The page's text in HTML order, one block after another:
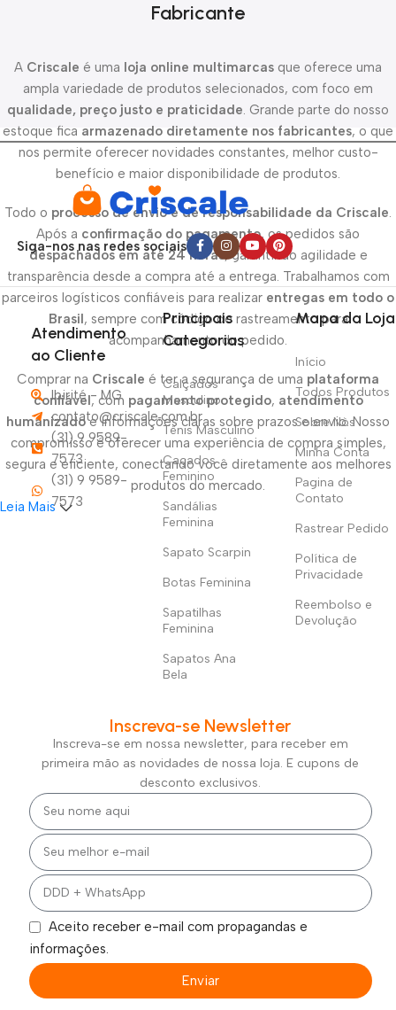
Fabricante
A Criscale é uma loja online multimarcas que oferece uma
ampla variedade de produtos selecionados, com foco em
qualidade, preço justo e praticidade. Grande parte do nosso
estoque fica armazenado diretamente nos fabricantes, o que
nos permite oferecer novidades constantes, melhor custo-
benefício e maior disponibilidade de produtos.
Todo o processo de envio é de responsabilidade da Criscale.
Após a confirmação do pagamento, os pedidos são
despachados em até 24 horas, garantindo agilidade e
transparência desde a compra até a entrega. Trabalhamos com
parceiros logísticos confiáveis para realizar entregas em todo o
Brasil, sempre com código de rastreamento para
acompanhamento do pedido.
Comprar na Criscale é ter a segurança de uma plataforma
confiável, com pagamento protegido, atendimento
humanizadoe informações claras sobre prazos e envio. Nosso
compromisso é oferecer uma experiência de compra simples,
segura e eficiente, conectando você diretamente aos melhores
produtos do mercado.
Leia Mais
Siga-nos nas redes sociais
Atendimento
ao Cliente
Ibirité - MG
contato@criscale.com.br
(31) 9 9589-
7573
(31) 9 9589-
7573
Principais
Categorias
Calçados
Masculino
Tênis Masculino
Caçados
Feminino
Sandálias
Feminina
Sapato Scarpin
Botas Feminina
Sapatilhas
Feminina
Sapatos Ana
Bela
Mapa da Loja
Início
Todos Produtos
Sobre Nòs
Minha Conta
Pagina de
Contato
Rastrear Pedido
Política de
Privacidade
Reembolso e
Devolução
Inscreva-se Newsletter
Inscreva-se em nossa newsletter, para receber em
primeira mão as novidades de nossa loja. E cupons de
desconto exclusivos.
Aceito receber e-mail com propagandas e
informações.
Enviar